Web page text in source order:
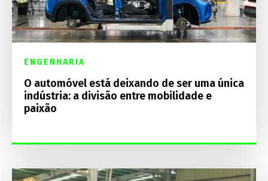
ENGENHARIA
O automóvel está deixando de ser uma única
indústria: a divisão entre mobilidade e
paixão